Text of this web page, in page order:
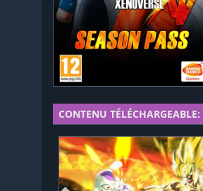
CONTENU TÉLÉCHARGEABLE: